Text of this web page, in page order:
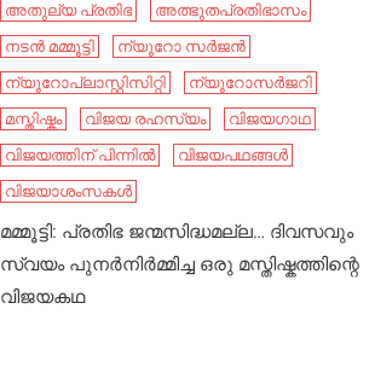
അതുല്യ പ്രതിഭ
അത്ഭുതപ്രതിഭാസം
നടൻ മമ്മൂട്ടി
ന്യൂറോ സർജൻ
ന്യൂറോപ്ലാസ്റ്റിസിറ്റി
ന്യൂറോസർജറി
മസ്തിഷ്കം
വിജയ രഹസ്യം
വിജയഗാഥ
വിജയത്തിന് പിന്നിൽ
വിജയപഥങ്ങൾ
വിജയാശംസകൾ
മമ്മൂട്ടി: പ്രതിഭ ജന്മസിദ്ധമല്ല… ദിവസവും
സ്വയം പുനർനിർമ്മിച്ച ഒരു മസ്തിഷ്കത്തിന്റെ
വിജയകഥ